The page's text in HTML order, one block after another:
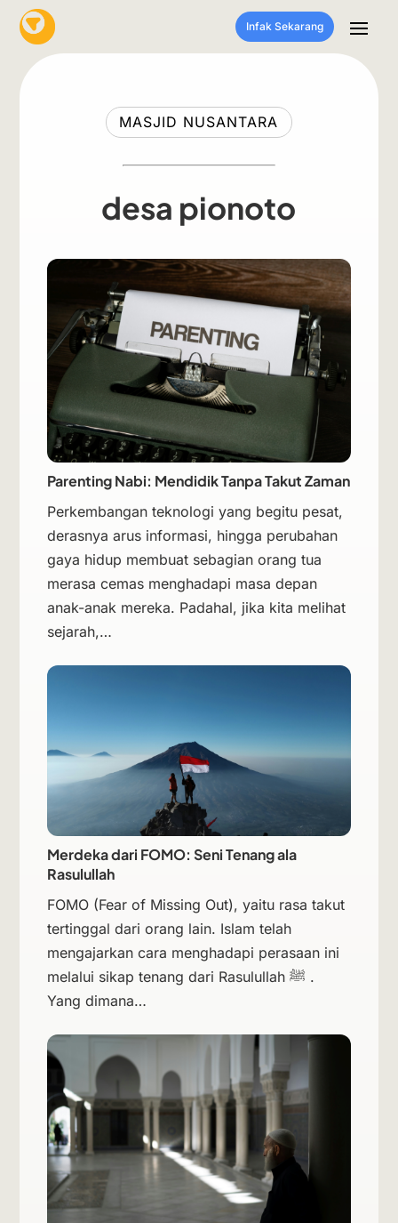
Infak Sekarang
MASJID NUSANTARA
desa pionoto
Parenting Nabi: Mendidik Tanpa Takut Zaman
Perkembangan teknologi yang begitu pesat,
derasnya arus informasi, hingga perubahan
gaya hidup membuat sebagian orang tua
merasa cemas menghadapi masa depan
anak-anak mereka. Padahal, jika kita melihat
sejarah,…
Merdeka dari FOMO: Seni Tenang ala
Rasulullah
FOMO (Fear of Missing Out), yaitu rasa takut
tertinggal dari orang lain. Islam telah
mengajarkan cara menghadapi perasaan ini
melalui sikap tenang dari Rasulullah ﷺ .
Yang dimana…